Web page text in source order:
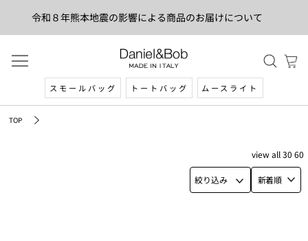
令和８年熊本地震の影響による商品のお届けについて
スモールバッグ トートバッグ ムースライト
TOP
絞り込み 新着順
viewall30 60